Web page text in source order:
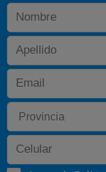
materiales
sistemas
mecanicos
ergonomia (1c
)
envase y embalaje
)